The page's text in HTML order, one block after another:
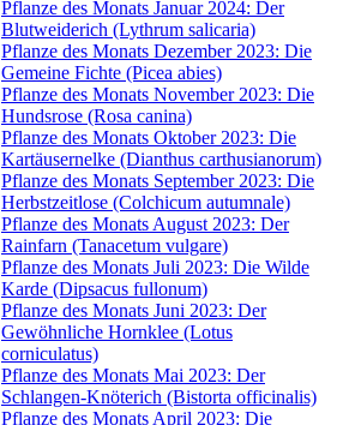
Pflanze des Monats Januar 2024: Der
Blutweiderich (Lythrum salicaria)
Pflanze des Monats Dezember 2023: Die
Gemeine Fichte (Picea abies)
Pflanze des Monats November 2023: Die
Hundsrose (Rosa canina)
Pflanze des Monats Oktober 2023: Die
Kartäusernelke (Dianthus carthusianorum)
Pflanze des Monats September 2023: Die
Herbstzeitlose (Colchicum autumnale)
Pflanze des Monats August 2023: Der
Rainfarn (Tanacetum vulgare)
Pflanze des Monats Juli 2023: Die Wilde
Karde (Dipsacus fullonum)
Pflanze des Monats Juni 2023: Der
Gewöhnliche Hornklee (Lotus
corniculatus)
Pflanze des Monats Mai 2023: Der
Schlangen-Knöterich (Bistorta officinalis)
Pflanze des Monats April 2023: Die